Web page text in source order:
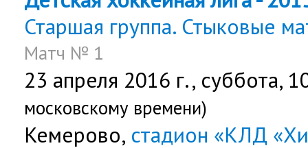
Старшая группа. Стыковые
Матч № 1
23 апреля 2016 г., суббота,
московскому времени)
Кемерово, стадион «КЛД